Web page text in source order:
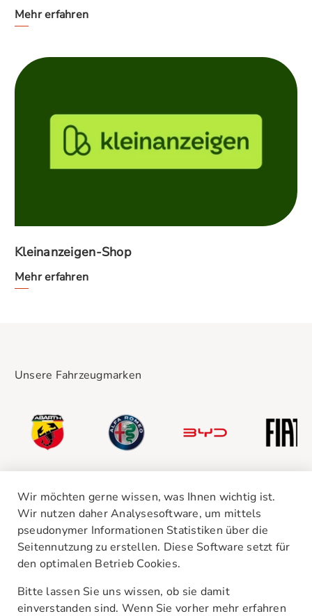
Mehr erfahren
Kleinanzeigen-Shop
Mehr erfahren
Unsere Fahrzeugmarken
Unsere Standorte
Kontakt
AGB
Wir möchten gerne wissen, was Ihnen wichtig ist.
Wir nutzen daher Analysesoftware, um mittels
pseudonymer Informationen Statistiken über die
Seitennutzung zu erstellen. Diese Software setzt für
den optimalen Betrieb Cookies.
Bitte lassen Sie uns wissen, ob sie damit
einverstanden sind. Wenn Sie vorher mehr erfahren